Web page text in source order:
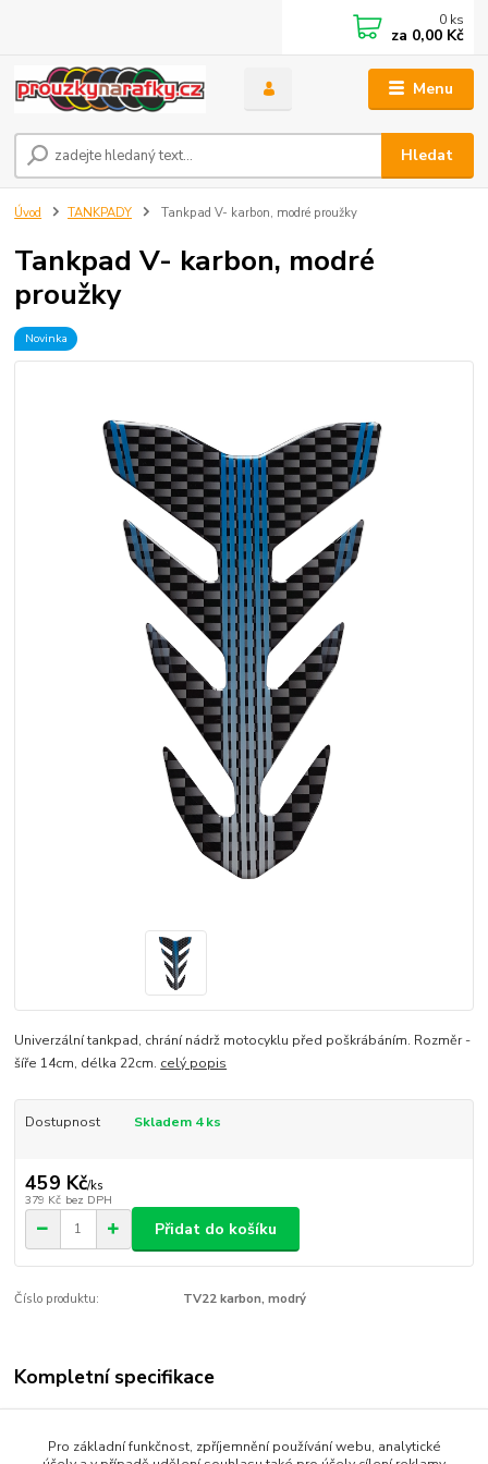
Menu
Hledat
0 ks
za 0,00 Kč
Úvod TANKPADY Tankpad V- karbon, modré proužky
Tankpad V- karbon, modré
proužky
Novinka
Univerzální tankpad, chrání nádrž motocyklu před poškrábáním. Rozměr -
šíře 14cm, délka 22cm. celý popis
Dostupnost Skladem 4 ks
459 Kč/ks
379 Kč bez DPH
Přidat do košíku
Číslo produktu: TV22 karbon, modrý
Kompletní specifikace
Univerzální tankpad, chrání nádrž motocyklu před poškrábáním.
Rozměr - šíře 14cm, délka 22cm.
Pro základní funkčnost, zpříjemnění používání webu, analytické